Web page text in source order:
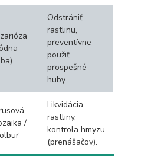
Odstrániť
rastlinu,
preventívne
použiť
prospešné
huby.
/
Likvidácia
rastliny,
kontrola hmyzu
(prenášačov).